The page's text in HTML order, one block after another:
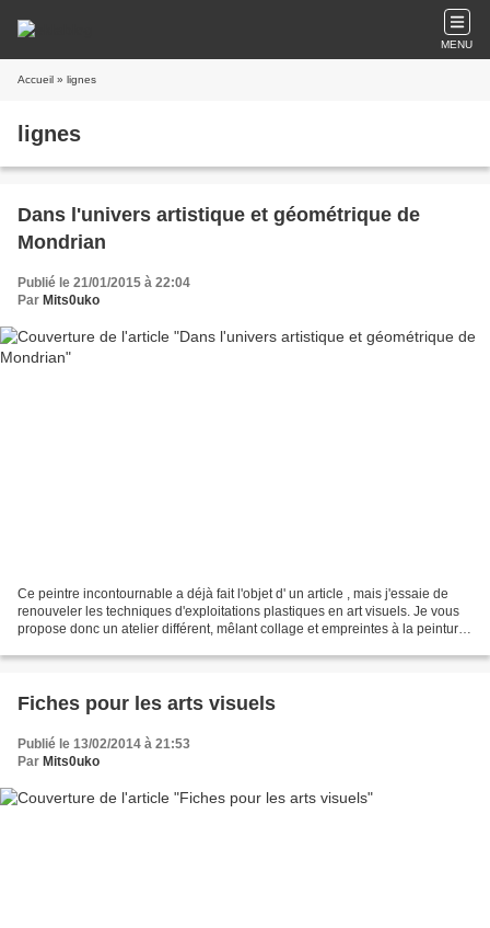
MENU
Accueil » lignes
lignes
Dans l'univers artistique et géométrique de
Mondrian
Publié le 21/01/2015 à 22:04
Par Mits0uko
Ce peintre incontournable a déjà fait l'objet d' un article , mais j'essaie de
renouveler les techniques d'exploitations plastiques en art visuels. Je vous
propose donc un atelier différent, mêlant collage et empreintes à la peinture,
Fiches pour les arts visuels
Publié le 13/02/2014 à 21:53
Par Mits0uko